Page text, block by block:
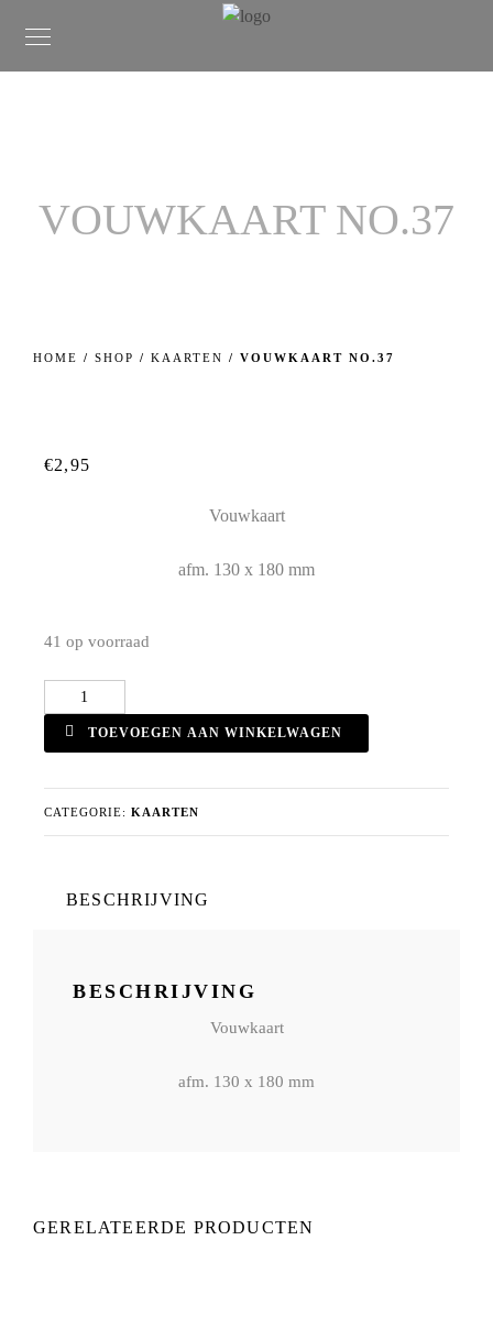
VOUWKAART NO.37
HOME / SHOP / KAARTEN / VOUWKAART NO.37
€2,95
Vouwkaart
afm. 130 x 180 mm
41 op voorraad
Vouwkaart
No.37
TOEVOEGEN AAN WINKELWAGEN
CATEGORIE: KAARTEN
BESCHRIJVING
BESCHRIJVING
Vouwkaart
afm. 130 x 180 mm
GERELATEERDE PRODUCTEN